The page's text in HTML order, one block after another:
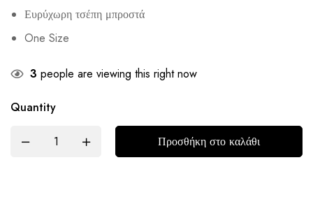
Ευρύχωρη τσέπη μπροστά
One Size
3 people are viewing this right now
Quantity
Προσθήκη στο καλάθι